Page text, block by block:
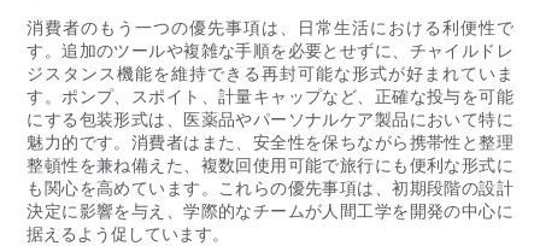
消費者のもう一つの優先事項は、日常生活における利便性で
す。追加のツールや複雑な手順を必要とせずに、チャイルドレ
ジスタンス機能を維持できる再封可能な形式が好まれていま
す。ポンプ、スポイト、計量キャップなど、正確な投与を可能
にする包装形式は、医薬品やパーソナルケア製品において特に
魅力的です。消費者はまた、安全性を保ちながら携帯性と整理
整頓性を兼ね備えた、複数回使用可能で旅行にも便利な形式に
も関心を高めています。これらの優先事項は、初期段階の設計
決定に影響を与え、学際的なチームが人間工学を開発の中心に
据えるよう促しています。